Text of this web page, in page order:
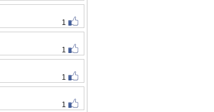
1
1
1
1